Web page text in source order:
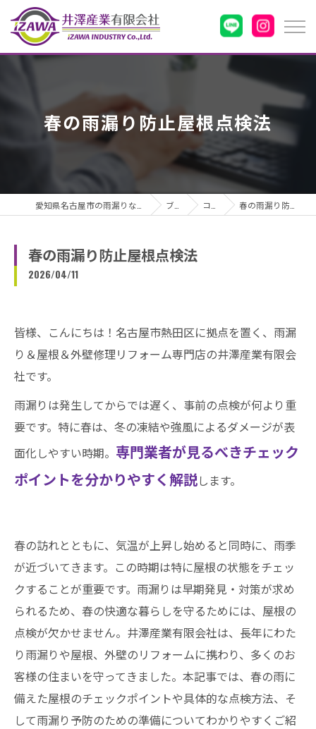
春の雨漏り防止屋根点検法
ブログ コラム 春の雨漏り防止屋根点検法
春の雨漏り防止屋根点検法
2026/04/11
皆様、こんにちは！名古屋市熱田区に拠点を置く、雨漏
り＆屋根＆外壁修理リフォーム専門店の井澤産業有限会
社です。
雨漏りは発生してからでは遅く、事前の点検が何より重
要です。特に春は、冬の凍結や強風によるダメージが表
面化しやすい時期。 専門業者が見るべきチェック
ポイントを分かりやすく解説します。
春の訪れとともに、気温が上昇し始めると同時に、雨季
が近づいてきます。この時期は特に屋根の状態をチェッ
クすることが重要です。雨漏りは早期発見・対策が求め
られるため、春の快適な暮らしを守るためには、屋根の
点検が欠かせません。井澤産業有限会社は、長年にわた
り雨漏りや屋根、外壁のリフォームに携わり、多くのお
客様の住まいを守ってきました。本記事では、春の雨に
備えた屋根のチェックポイントや具体的な点検方法、そ
して雨漏り予防のための準備についてわかりやすくご紹